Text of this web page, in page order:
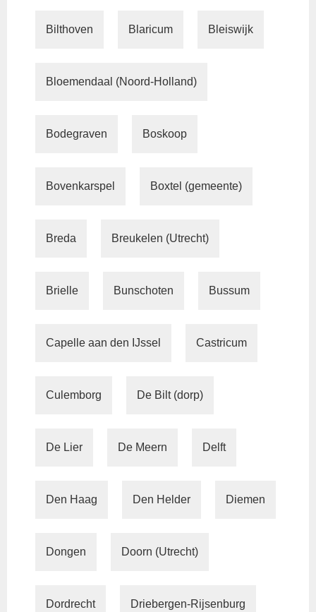
Bilthoven Blaricum Bleiswijk
Bloemendaal (Noord-Holland)
Bodegraven Boskoop
Bovenkarspel Boxtel (gemeente)
Breda Breukelen (Utrecht)
Brielle Bunschoten Bussum
Capelle aan den IJssel Castricum
Culemborg De Bilt (dorp)
De Lier De Meern Delft
Den Haag Den Helder Diemen
Dongen Doorn (Utrecht)
Dordrecht Driebergen-Rijsenburg